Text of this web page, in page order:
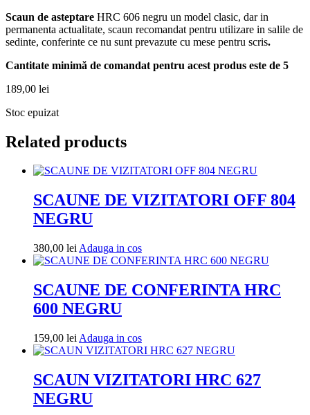
Scaun de asteptare HRC 606 negru un model clasic, dar in
permanenta actualitate, scaun recomandat pentru utilizare in salile de
sedinte, conferinte ce nu sunt prevazute cu mese pentru scris.
Cantitate minimă de comandat pentru acest produs este de 5
189,00 lei
Stoc epuizat
Related products
SCAUNE DE VIZITATORI OFF 804
NEGRU
380,00 lei Adauga in cosAdauga
in
SCAUNE DE CONFERINTA HRC
600 NEGRU
159,00 lei Adauga in cosAdauga
in
SCAUN VIZITATORI HRC 627
NEGRU